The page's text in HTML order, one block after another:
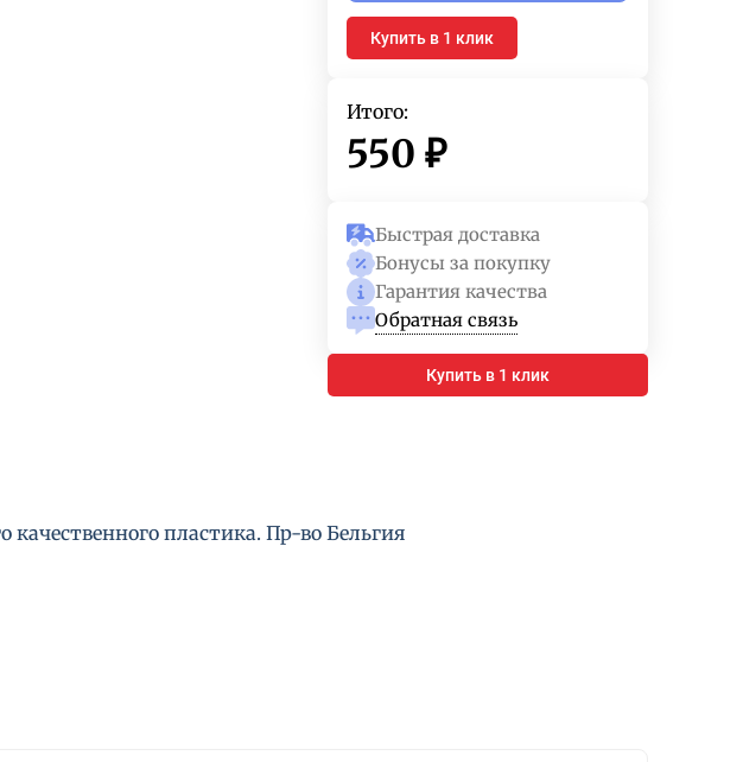
Купить в 1 клик
Итого:
550 ₽
Быстрая доставка
Бонусы за покупку
Гарантия качества
Обратная связь
Купить в 1 клик
пластика. Пр-во Бельгия